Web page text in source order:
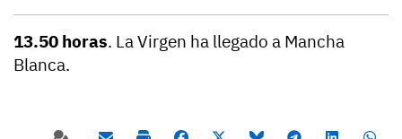
13.50 horas. La Virgen ha llegado a Mancha
Blanca.